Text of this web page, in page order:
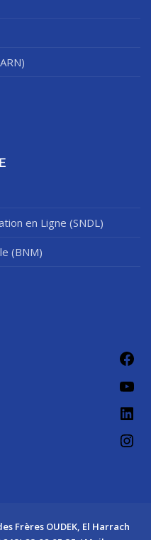
en Ligne (SNDL)
(BNM)
Frères OUDEK, El Harrach